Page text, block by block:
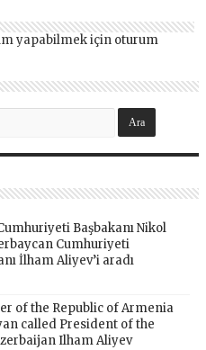
yapabilmek için oturum
Başbakanı Nikol
Cumhuriyeti
İlham Aliyev’i aradı
of the Republic of Armenia
called President of the
Ilham Aliyev